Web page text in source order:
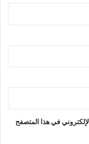
في هذا المتصفح